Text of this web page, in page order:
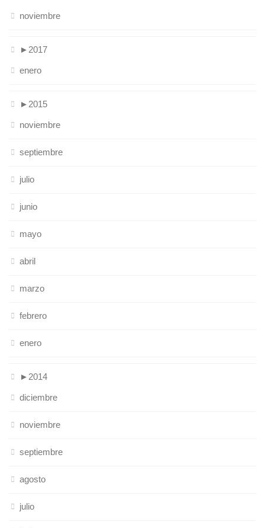
noviembre
► 2017
enero
► 2015
noviembre
septiembre
julio
junio
mayo
abril
marzo
febrero
enero
► 2014
diciembre
noviembre
septiembre
agosto
julio